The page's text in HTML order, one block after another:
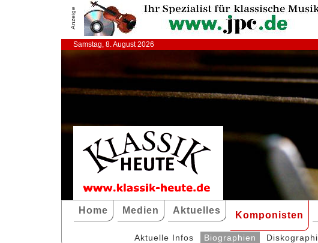
Anzeige
Samstag, 8. August 2026
Home Medien Aktuelles Komponisten
Aktuelle Infos Biographien